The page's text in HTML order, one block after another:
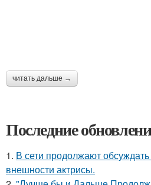
читать дальше →
Последние
1. В сети продолжают
внешности актрисы.